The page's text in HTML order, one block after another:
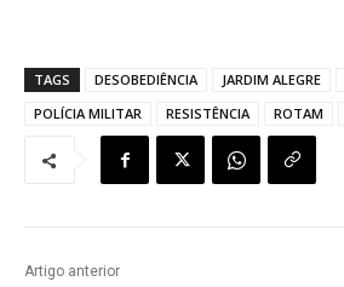
TAGS DESOBEDIÊNCIA JARDIM ALEGRE
POLÍCIA MILITAR
RESISTÊNCIA ROTAM
Artigo anterior